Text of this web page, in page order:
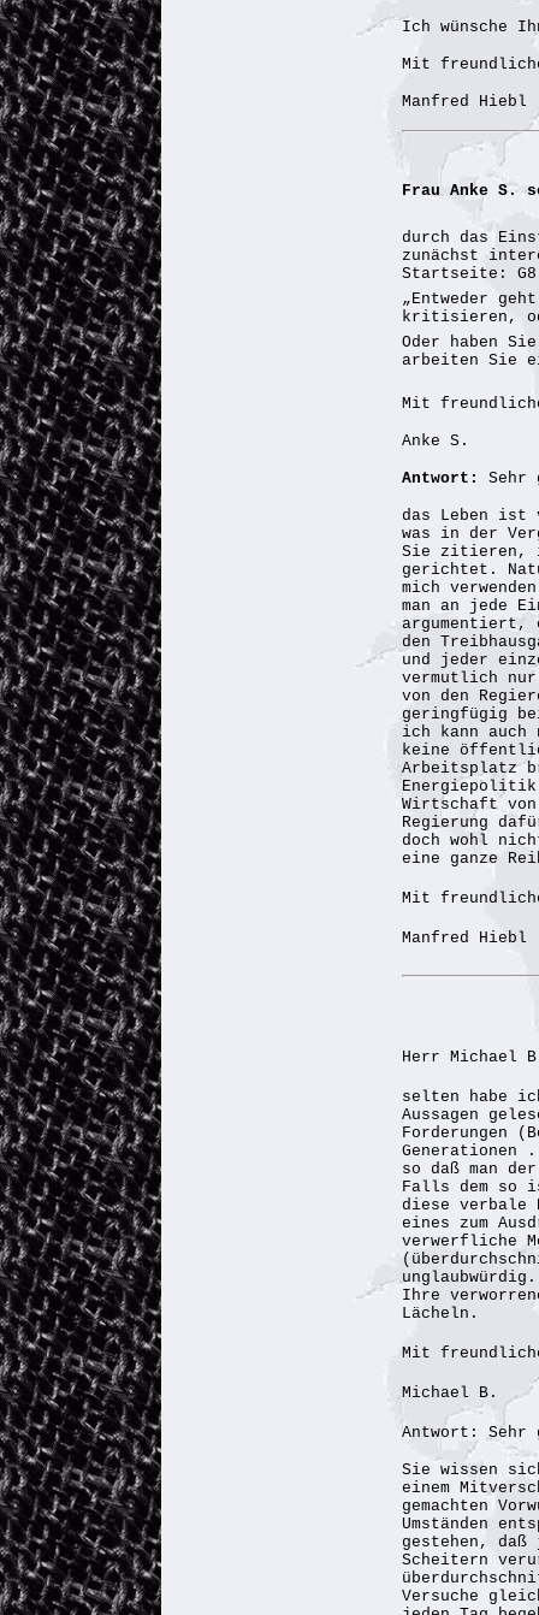
Ich wünsche
Mit
Manfred Hiebl
Frau Anke S.
durch das
zunächst
Startseite: G8
„Entweder
kritisieren,
Oder haben
arbeiten Sie
Mit
Anke S.
Antwort: Sehr
das Leben ist
was in der
Sie zitieren,
gerichtet.
mich
man an jede
den
und jeder
vermutlich nur
von den
geringfügig
ich kann
keine
Arbeitsplatz
Energiepolitik
Wirtschaft
Regierung
doch wohl
eine ganze
Mit
Manfred Hiebl
Herr Michael
selten habe
Aussagen
Forderungen
Generationen
so daß man
Falls dem so
diese verbale
eines zum
verwerfliche
Ihre
Lächeln.
Mit
Michael B.
Antwort: Sehr
Sie wissen
einem
gemachten
Umständen
gestehen, daß
Scheitern
Versuche